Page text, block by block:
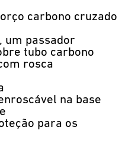
carbono cruzado
um passador
tubo carbono
rosca
na base
para os